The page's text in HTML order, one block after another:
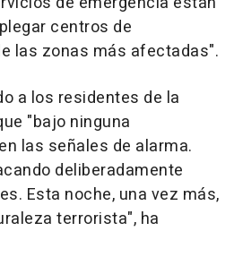
centros de
las zonas más afectadas".
a los residentes de la
"bajo ninguna
las señales de alarma.
deliberadamente
Esta noche, una vez más,
terrorista", ha